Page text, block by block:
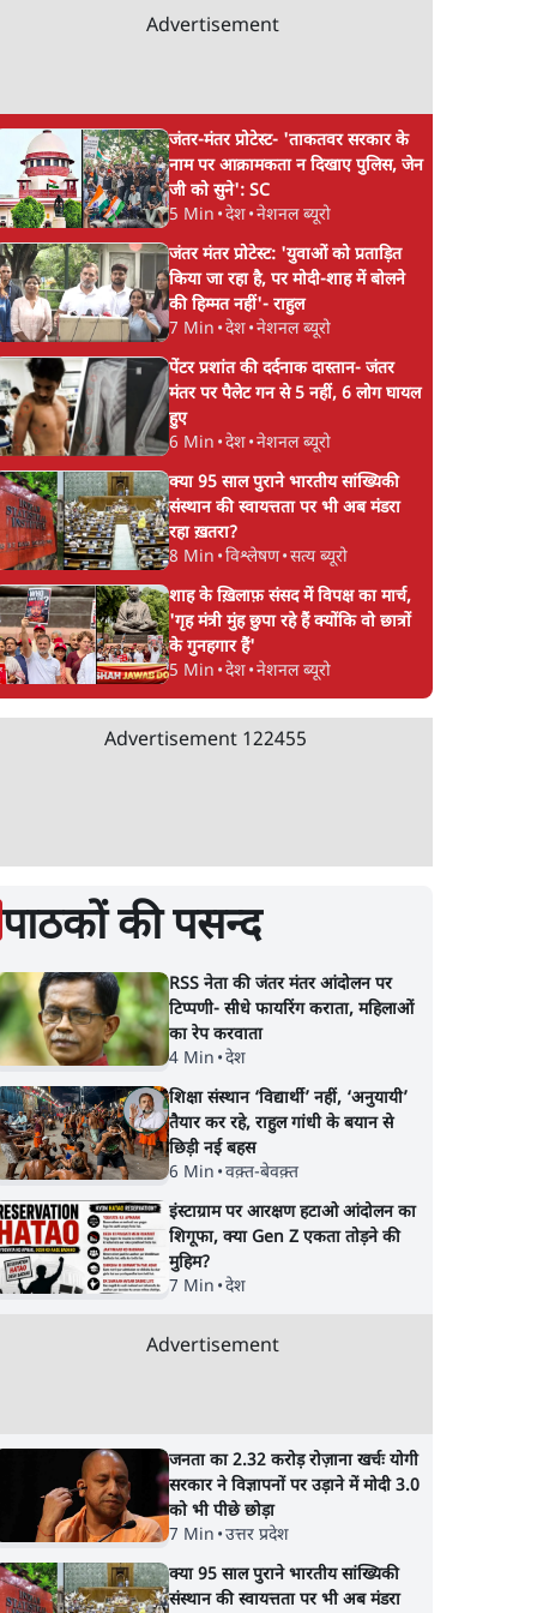
फँस
भागवत बोले- 'जेन ज़ी पर
आँख मूंदकर भरोसा,
आंदोलन देश-विरोधी नहीं';
अतुल लिमये बोले थे- 'एंटी
नेशनल'
प्रयागराज छात्रों की गूंज:
BJP?
Advertisement
जंतर-मंतर प्रोटेस्ट- 'ताकतवर सरकार के
नाम पर आक्रामकता न दिखाए पुलिस, जेन
जी को सुने': SC
5 Min •देश•नेशनल ब्यूरो
जंतर मंतर प्रोटेस्ट: 'युवाओं को प्रताड़ित
किया जा रहा है, पर मोदी-शाह में बोलने
की हिम्मत नहीं'- राहुल
7 Min •देश•नेशनल ब्यूरो
पेंटर प्रशांत की दर्दनाक दास्तान- जंतर
मंतर पर पैलेट गन से 5 नहीं, 6 लोग घायल
हुए
6 Min •देश•नेशनल ब्यूरो
क्या 95 साल पुराने भारतीय सांख्यिकी
संस्थान की स्वायत्तता पर भी अब मंडरा
रहा ख़तरा?
8 Min •विश्लेषण•सत्य ब्यूरो
शाह के ख़िलाफ़ संसद में विपक्ष का मार्च,
'गृह मंत्री मुंह छुपा रहे हैं क्योंकि वो छात्रों
के गुनहगार हैं'
5 Min •देश•नेशनल ब्यूरो
Advertisement 122455
पाठकों की पसन्द
RSS नेता की जंतर मंतर आंदोलन पर
टिप्पणी- सीधे फायरिंग कराता, महिलाओं
का रेप करवाता
4 Min •देश
शिक्षा संस्थान ‘विद्यार्थी’ नहीं, ‘अनुयायी’
तैयार कर रहे, राहुल गांधी के बयान से
छिड़ी नई बहस
6 Min •वक़्त-बेवक़्त
इंस्टाग्राम पर आरक्षण हटाओ आंदोलन का
शिगूफा, क्या Gen Z एकता तोड़ने की
मुहिम?
7 Min •देश
Advertisement
जनता का 2.32 करोड़ रोज़ाना खर्चः योगी
सरकार ने विज्ञापनों पर उड़ाने में मोदी 3.0
को भी पीछे छोड़ा
7 Min •उत्तर प्रदेश
क्या 95 साल पुराने भारतीय सांख्यिकी
संस्थान की स्वायत्तता पर भी अब मंडरा